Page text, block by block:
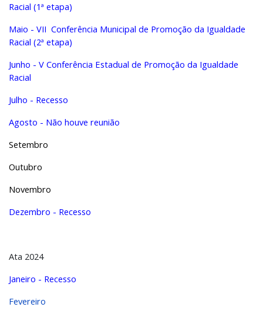
Racial (1ª etapa)
Maio - VII Conferência Municipal de Promoção da Igualdade
Racial (2ª etapa)
Junho - V Conferência Estadual de Promoção da Igualdade
Racial
Julho - Recesso
Agosto - Não houve reunião
Setembro
Outubro
Novembro
Dezembro - Recesso
Ata 2024
Janeiro - Recesso
Fevereiro